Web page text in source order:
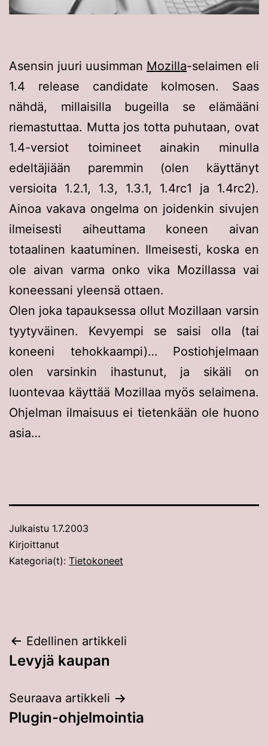
Asensin juuri uusimman Mozilla-selaimen eli
1.4 release candidate kolmosen. Saas
nähdä, millaisilla bugeilla se elämääni
riemastuttaa. Mutta jos totta puhutaan, ovat
1.4-versiot toimineet ainakin minulla
edeltäjiään paremmin (olen käyttänyt
versioita 1.2.1, 1.3, 1.3.1, 1.4rc1 ja 1.4rc2).
Ainoa vakava ongelma on joidenkin sivujen
ilmeisesti aiheuttama koneen aivan
totaalinen kaatuminen. Ilmeisesti, koska en
ole aivan varma onko vika Mozillassa vai
koneessani yleensä ottaen.
Olen joka tapauksessa ollut Mozillaan varsin
tyytyväinen. Kevyempi se saisi olla (tai
koneeni tehokkaampi)… Postiohjelmaan
olen varsinkin ihastunut, ja sikäli on
luontevaa käyttää Mozillaa myös selaimena.
Ohjelman ilmaisuus ei tietenkään ole huono
asia…
Julkaistu 1.7.2003
Kirjoittanut
Kategoria(t): Tietokoneet
Artikkelien
selaus
Edellinen artikkeli
Levyjä kaupan
Seuraava artikkeli
Plugin-ohjelmointia